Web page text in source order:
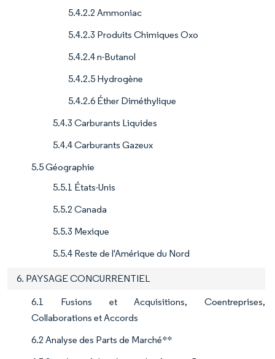
5.4.2.2 Ammoniac
5.4.2.3 Produits Chimiques Oxo
5.4.2.4 n-Butanol
5.4.2.5 Hydrogène
5.4.2.6 Éther Diméthylique
5.4.3 Carburants Liquides
5.4.4 Carburants Gazeux
5.5 Géographie
5.5.1 États-Unis
5.5.2 Canada
5.5.3 Mexique
5.5.4 Reste de l'Amérique du Nord
6. PAYSAGE CONCURRENTIEL
6.1 Fusions et Acquisitions, Coentreprises,
Collaborations et Accords
6.2 Analyse des Parts de Marché**